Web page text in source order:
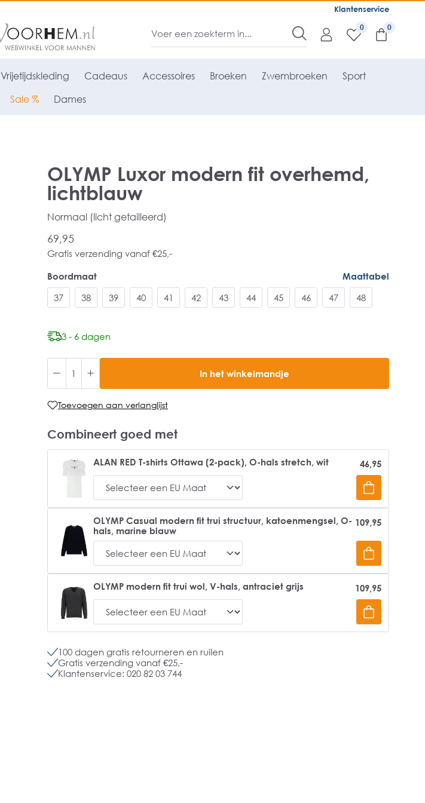
Klantenservice
0
Vrijetijdskleding Cadeaus Accessoires Broeken Zwembroeken Sport
Sale % Dames
OLYMP Luxor modern fit overhemd,
lichtblauw
Normaal (licht getailleerd)
69,95
Gratis verzending vanaf €25,-
Boordmaat
Maattabel
37
38 39 40 41 42 43 44 45 46 47 48
3 - 6 dagen
In het winkelmandje
Toevoegen aan verlanglijst
Combineert goed met
ALAN RED T-shirts Ottawa (2-pack), O-hals stretch, wit 46,95
OLYMP Casual modern fit trui structuur, katoenmengsel, O-
hals, marine blauw
109,95
OLYMP modern fit trui wol, V-hals, antraciet grijs 109,95
100 dagen gratis retourneren en ruilen
Gratis verzending vanaf €25,-
Klantenservice: 020 82 03 744